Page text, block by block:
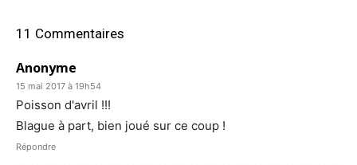
11 Commentaires
Anonyme
15 mai 2017 à 19h54
Poisson d'avril !!!
Blague à part, bien joué sur ce coup !
Répondre